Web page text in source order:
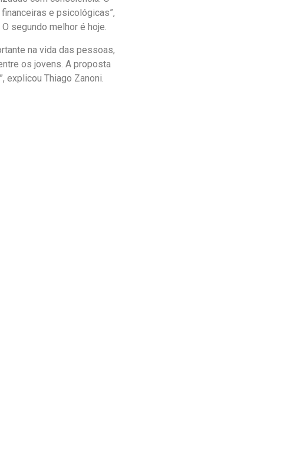
e psicológicas”,
segundo melhor é hoje.
na vida das pessoas,
os jovens. A proposta
explicou Thiago Zanoni.